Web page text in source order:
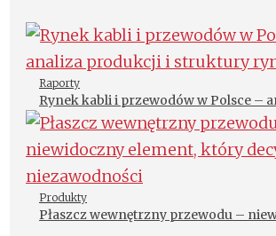
Raporty
Rynek kabli i przewodów w Polsce –
produkcji i struktury rynku
Produkty
Płaszcz wewnętrzny przewodu –